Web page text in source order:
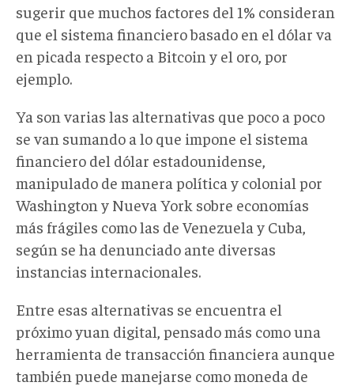
sugerir que muchos factores del 1% consideran
que el sistema financiero basado en el dólar va
en picada respecto a Bitcoin y el oro, por
ejemplo.
Ya son varias las alternativas que poco a poco
se van sumando a lo que impone el sistema
financiero del dólar estadounidense,
manipulado de manera política y colonial por
Washington y Nueva York sobre economías
más frágiles como las de Venezuela y Cuba,
según se ha denunciado ante diversas
instancias internacionales.
Entre esas alternativas se encuentra el
próximo yuan digital, pensado más como una
herramienta de transacción financiera aunque
también puede manejarse como moneda de